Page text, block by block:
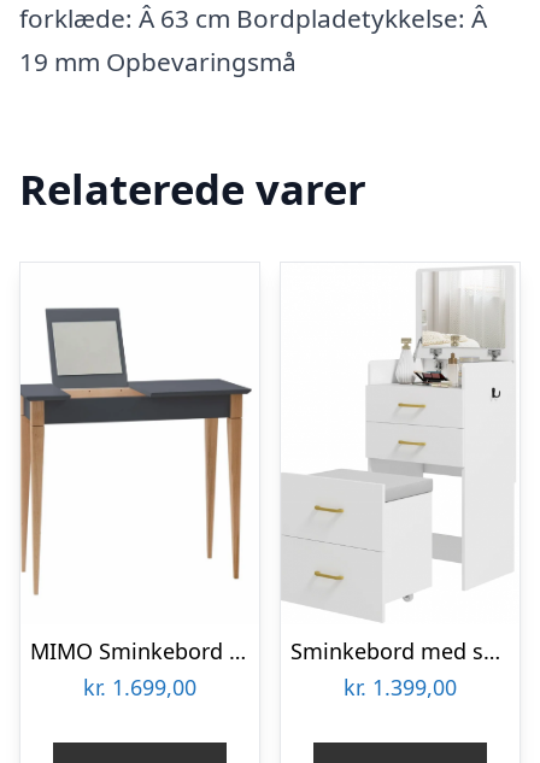
forklæde: Â 63 cm Bordpladetykkelse: Â
19 mm Opbevaringsmå
Relaterede varer
MIMO Sminkebord med spejl – 65x35cm Grafit
kr. 1.699,00
Sminkebord med spejl i MDF og polyester H90 x B48 x D40 cm – Hvid
kr. 1.399,00